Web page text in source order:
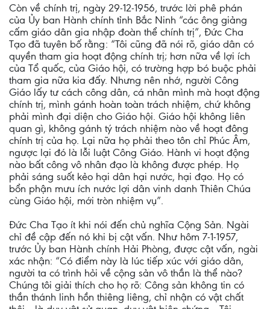
Còn về chính trị, ngày 29-12-1956, trước lời phê phán
của Ủy ban Hành chính tỉnh Bắc Ninh “các ông giảng
cấm giáo dân gia nhập đoàn thể chính trị”, Đức Cha
Tạo đã tuyên bố rằng: “Tôi cũng đã nói rõ, giáo dân có
quyền tham gia hoạt động chính trị; hơn nữa về lợi ích
của Tổ quốc, của Giáo hội, có trường hợp bó buộc phải
tham gia nữa kia đấy. Nhưng nên nhớ, người Công
Giáo lấy tư cách công dân, cá nhân mình mà hoạt động
chính trị, mình gánh hoàn toàn trách nhiệm, chứ không
phải mình đại diện cho Giáo hội. Giáo hội không liên
quan gì, không gánh tý trách nhiệm nào về hoạt đông
chính trị của họ. Lại nữa họ phải theo tôn chỉ Phúc Âm,
ngược lại đó là lỗi luật Công Giáo. Hành vi hoạt động
nào bất công vô nhân đạo là không được phép. Họ
phải sáng suốt kẻo hại dân hại nước, hại đạo. Họ có
bổn phận mưu ích nước lợi dân vinh danh Thiên Chúa
cùng Giáo hội, mới tròn nhiệm vụ”.
Đức Cha Tạo ít khi nói đến chủ nghĩa Cộng Sản. Ngài
chỉ đề cập đến nó khi bị cật vấn. Như hôm 7-1-1957,
trước Ủy ban Hành chính Hải Phòng, được cật vấn, ngài
xác nhận: “Có điểm này là lúc tiếp xúc với giáo dân,
người ta có trình hỏi về cộng sản vô thần là thể nào?
Chúng tôi giải thích cho họ rõ: Công sản không tin có
thần thánh linh hồn thiêng liêng, chỉ nhận có vật chất